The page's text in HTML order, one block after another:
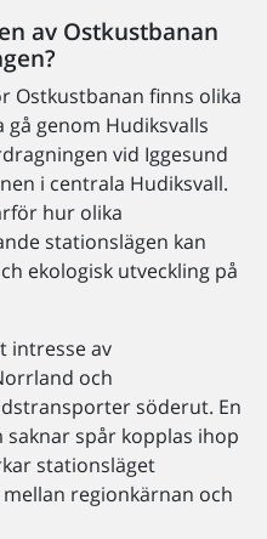
av Ostkustbanan
Ostkustbanan finns olika
genom Hudiksvalls
vid Iggesund
i centrala Hudiksvall.
hur olika
stationslägen kan
ekologisk utveckling på
intresse av
och
söderut. En
spår kopplas ihop
stationsläget
regionkärnan och